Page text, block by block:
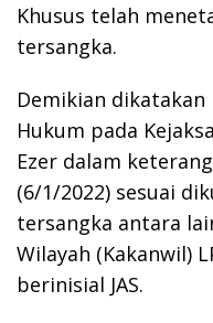
Khusus telah
tersangka.
Demikian dikatakan
Hukum pada
Ezer dalam
(6/1/2022) sesuai
tersangka antara
Wilayah (Kakanwil)
berinisial JAS.